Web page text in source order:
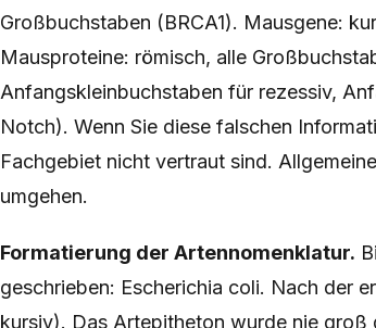
Großbuchstaben (BRCA1). Mausgene:
Mausproteine: römisch, alle
Anfangskleinbuchstaben für rezessiv,
Notch). Wenn Sie diese falschen
Fachgebiet nicht vertraut sind.
umgehen.
Formatierung der Artennomenklatur.
geschrieben: Escherichia coli. Nach der
kursiv). Das Artepitheton wurde nie groß